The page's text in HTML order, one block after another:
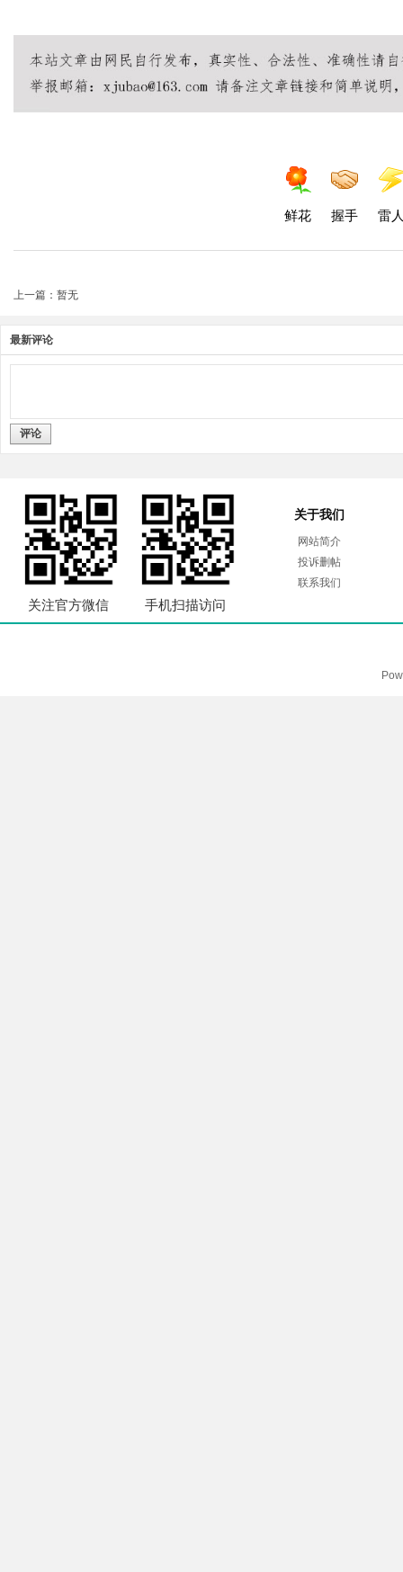
鲜花 握手 雷
上一篇：暂无
最新评论
评论
关注官方微信 手机扫描访问
关于我们
网站简介
投诉删帖
联系我们